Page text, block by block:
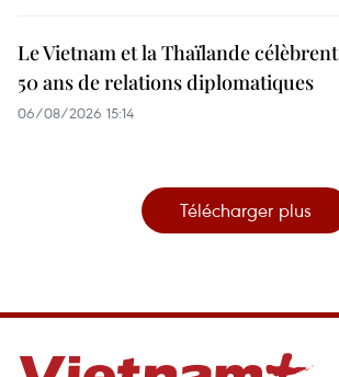
Le Vietnam et la Thaïlande célèbrent
50 ans de relations diplomatiques
06/08/2026 15:14
Télécharger plus